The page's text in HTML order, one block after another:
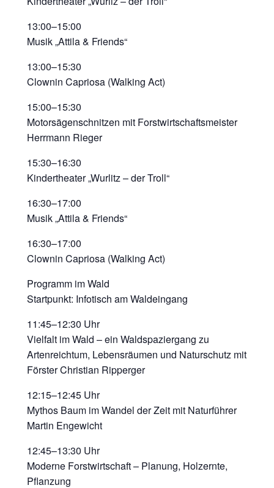
13:00–15:00
Musik „Attila & Friends“
13:00–15:30
Clownin Capriosa (Walking Act)
15:00–15:30
Motorsägenschnitzen mit Forstwirtschaftsmeister
Herrmann Rieger
15:30–16:30
Kindertheater „Wurlitz – der Troll“
16:30–17:00
Musik „Attila & Friends“
16:30–17:00
Clownin Capriosa (Walking Act)
Programm im Wald
Startpunkt: Infotisch am Waldeingang
11:45–12:30 Uhr
Vielfalt im Wald – ein Waldspaziergang zu
Artenreichtum, Lebensräumen und Naturschutz mit
Förster Christian Ripperger
12:15–12:45 Uhr
Mythos Baum im Wandel der Zeit mit Naturführer
Martin Engewicht
12:45–13:30 Uhr
Moderne Forstwirtschaft – Planung, Holzernte,
Pflanzung